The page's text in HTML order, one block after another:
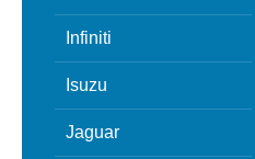
Infiniti
Isuzu
Jaguar